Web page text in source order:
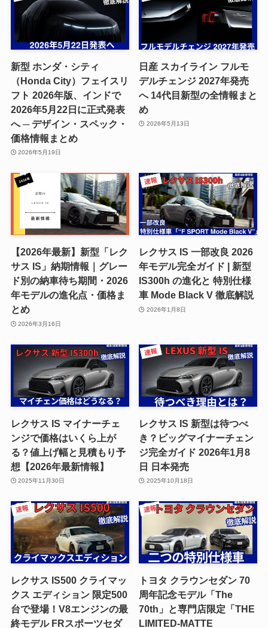
新型 ホンダ・シティ
（Honda City）フェイスリ
フト 2026年版、インドで
2026年5月22日に正式発表
へ ─ デザイン・スペック・
価格情報まとめ
2026年5月19日
日産 スカイライン フルモ
デルチェンジ 2027年発売
へ 14代目新型の全情報まと
め
2026年5月13日
【2026年最新】新型「レク
サス IS」納期情報｜グレー
ド別の納車待ち期間・2026
年モデルの進化点・価格ま
とめ
2026年3月16日
レクサス IS 一部改良 2026
年モデル完全ガイド | 新型
IS300h の進化と 特別仕様
車 Mode Black V 徹底解説
2026年1月8日
レクサス IS マイナーチェ
ンジで価格はいくら上が
る？値上げ幅と見積もり予
想【2026年最新情報】
2025年11月30日
レクサス IS 新型は待つべ
き？ビッグマイナーチェン
ジ完全ガイド 2026年1月8
日 日本発売
2025年10月18日
レクサス IS500 クライマッ
クス エディション 限定500
台で登場！V8エンジンの最
終モデル FRスポーツセダ
トヨタ クラウンセダン 70
周年記念モデル「The
70th」と専門店限定「THE
LIMITED-MATTE